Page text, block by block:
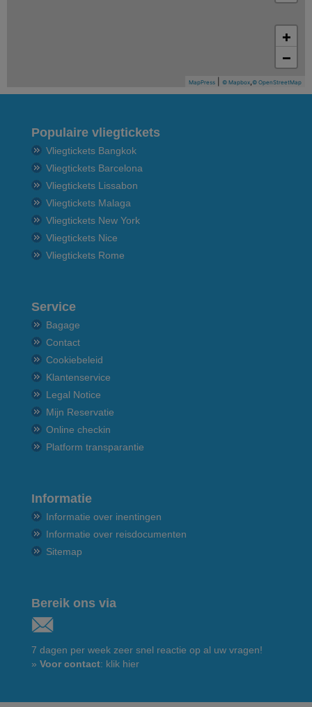
+
−
MapPress © Mapbox © OpenStreetMap
Populaire vliegtickets
Vliegtickets Bangkok
Vliegtickets Barcelona
Vliegtickets Lissabon
Vliegtickets Malaga
Vliegtickets New York
Vliegtickets Nice
Vliegtickets Rome
Service
Bagage
Contact
Cookiebeleid
Klantenservice
Legal Notice
Mijn Reservatie
Online checkin
Platform transparantie
Informatie
Informatie over inentingen
Informatie over reisdocumenten
Sitemap
Bereik ons via
7 dagen per week zeer snel reactie op al uw vragen!
» Voor contact: klik hier